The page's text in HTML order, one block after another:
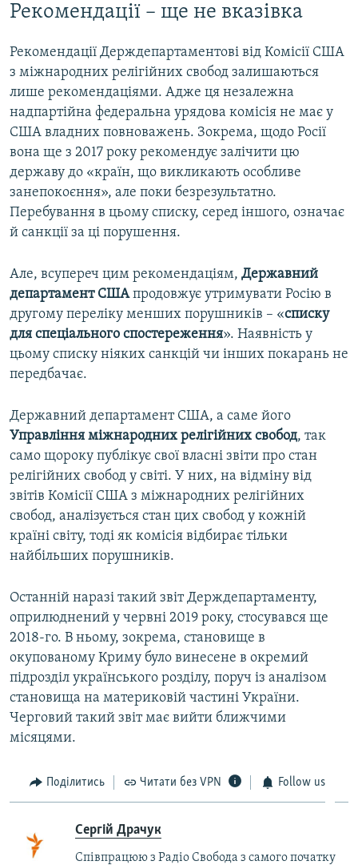
Рекомендації – ще не вказівка
Рекомендації Держдепартаментові від Комісії США
з міжнародних релігійних свобод залишаються
лише рекомендаціями. Адже ця незалежна
надпартійна федеральна урядова комісія не має у
США владних повноважень. Зокрема, щодо Росії
вона ще з 2017 року рекомендує залічити цю
державу до «країн, що викликають особливе
занепокоєння», але поки безрезультатно.
Перебування в цьому списку, серед іншого, означає
й санкції за ці порушення.
Але, всупереч цим рекомендаціям, Державний
департамент СШАпродовжує утримувати Росію в
другому переліку менших порушників – «списку
для спеціального спостереження». Наявність у
цьому списку ніяких санкцій чи інших покарань не
передбачає.
Державний департамент США, а саме його
Управління міжнародних релігійних свобод, так
само щороку публікує свої власні звіти про стан
релігійних свобод у світі. У них, на відміну від
звітів Комісії США з міжнародних релігійних
свобод, аналізується стан цих свобод у кожній
країні світу, тоді як комісія відбирає тільки
найбільших порушників.
Останній наразі такий звіт Держдепартаменту,
оприлюднений у червні 2019 року, стосувався ще
2018-го. В ньому, зокрема, становище в
окупованому Криму було винесене в окремий
підрозділ українського розділу, поруч із аналізом
становища на материковій частині України.
Черговий такий звіт має вийти ближчими
місяцями.
Поділитись Читати без VPN Follow us
Сергій Драчук
Співпрацюю з Радіо Свобода з самого початку